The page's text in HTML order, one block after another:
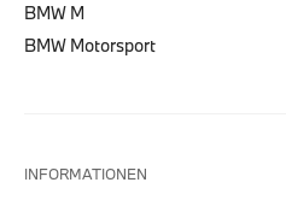
BMW M
BMW Motorsport
INFORMATIONEN